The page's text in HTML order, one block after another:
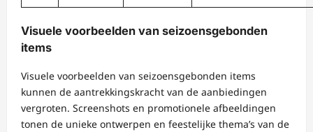
Visuele voorbeelden van seizoensgebonden
items
Visuele voorbeelden van seizoensgebonden items
kunnen de aantrekkingskracht van de aanbiedingen
vergroten. Screenshots en promotionele afbeeldingen
tonen de unieke ontwerpen en feestelijke thema’s van de